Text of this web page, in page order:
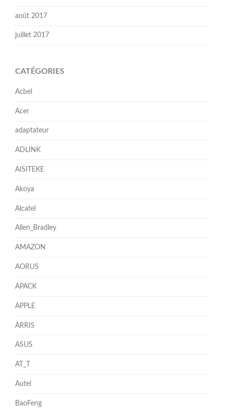
août 2017
juillet 2017
CATÉGORIES
Acbel
Acer
adaptateur
ADLINK
AISITEKE
Akoya
Alcatel
Allen_Bradley
AMAZON
AORUS
APACK
APPLE
ARRIS
ASUS
AT_T
Autel
BaoFeng